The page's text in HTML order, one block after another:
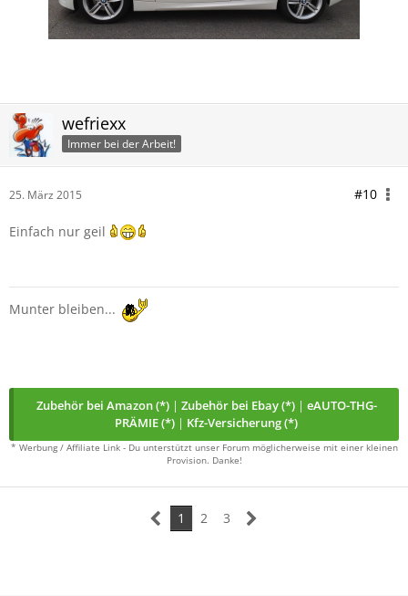
wefriexx
Immer bei der Arbeit!
25. März 2015 #10
Einfach nur geil
Munter bleiben...
Zubehör bei Amazon (*)| Zubehör bei Ebay (*)| eAUTO-THG-
PRÄMIE (*) | Kfz-Versicherung (*)
* Werbung / Affiliate Link - Du unterstützt unser Forum möglicherweise mit einer kleinen
Provision. Danke!
1 2 3